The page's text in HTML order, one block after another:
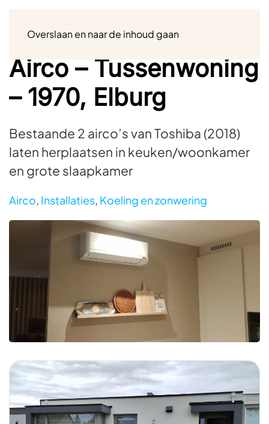
Overslaan en naar de inhoud gaan
Airco – Tussenwoning
– 1970, Elburg
Bestaande 2 airco’s van Toshiba (2018)
laten herplaatsen in keuken/woonkamer
en grote slaapkamer
Airco, Installaties, Koeling en zonwering
Foto bekijken